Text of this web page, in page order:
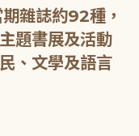
雜誌約92種，
題書展及活動
、文學及語言